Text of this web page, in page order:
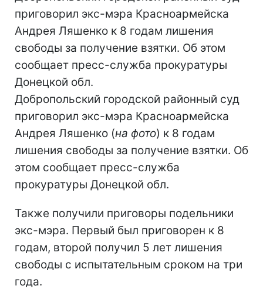
приговорил экс-мэра Красноармейска
Андрея Ляшенко к 8 годам лишения
свободы за получение взятки. Об этом
сообщает пресс-служба прокуратуры
Донецкой обл.
Добропольский городской районный суд
приговорил экс-мэра Красноармейска
Андрея Ляшенко (на фото) к 8 годам
лишения свободы за получение взятки. Об
этом сообщает пресс-служба
прокуратуры Донецкой обл.
Также получили приговоры подельники
экс-мэра. Первый был приговорен к 8
годам, второй получил 5 лет лишения
свободы с испытательным сроком на три
года.